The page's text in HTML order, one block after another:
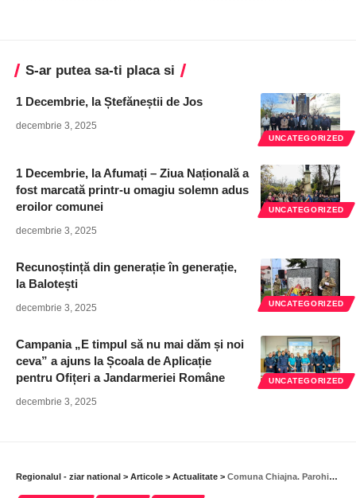
S-ar putea sa-ti placa si
UNCATEGORIZED
1 Decembrie, la Ștefăneștii de Jos
decembrie 3, 2025
UNCATEGORIZED
1 Decembrie, la Afumați – Ziua Națională a
fost marcată printr-u omagiu solemn adus
eroilor comunei
decembrie 3, 2025
UNCATEGORIZED
Recunoștință din generație în generație,
la Balotești
decembrie 3, 2025
UNCATEGORIZED
Campania „E timpul să nu mai dăm și noi
ceva” a ajuns la Școala de Aplicație
pentru Ofițeri a Jandarmeriei Române
decembrie 3, 2025
Regionalul - ziar national > Articole > Actualitate > Comuna Chiajna. Parohia Roșu